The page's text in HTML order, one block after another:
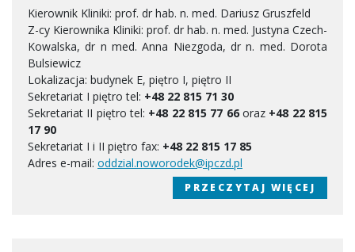
Kierownik Kliniki: prof. dr hab. n. med. Dariusz Gruszfeld
Z-cy Kierownika Kliniki: prof. dr hab. n. med. Justyna Czech-
Kowalska, dr n med. Anna Niezgoda, dr n. med. Dorota
Bulsiewicz
Lokalizacja: budynek E, piętro I, piętro II
Sekretariat I piętro tel: +48 22 815 71 30
Sekretariat II piętro tel: +48 22 815 77 66oraz +48 22 815
17 90
Sekretariat I i II piętro fax: +48 22 815 17 85
Adres e-mail: oddzial.noworodek@ipczd.pl
PRZECZYTAJ WIĘCEJ